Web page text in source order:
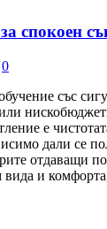
спокоен
0
със
е
дали се
отдаващи
вида и